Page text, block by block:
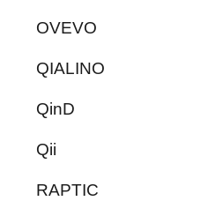
OVEVO
QIALINO
QinD
Qii
RAPTIC